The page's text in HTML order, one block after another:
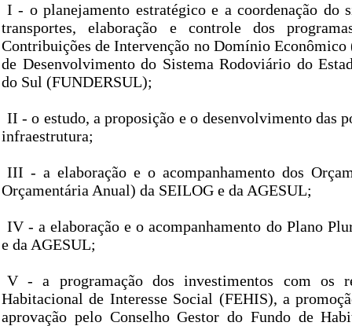
I - o planejamento estratégico e a coordenação do
transportes, elaboração e controle dos
Contribuições de Intervenção no Domínio
de Desenvolvimento do Sistema Rodoviário do
do Sul (FUNDERSUL);
II - o estudo, a proposição e o desenvolvimento das
infraestrutura;
III - a elaboração e o acompanhamento dos
Orçamentária Anual) da SEILOG e da AGESUL;
IV - a elaboração e o acompanhamento do Plano
e da AGESUL;
V - a programação dos investimentos com os
Habitacional de Interesse Social (FEHIS), a
aprovação pelo Conselho Gestor do Fundo de